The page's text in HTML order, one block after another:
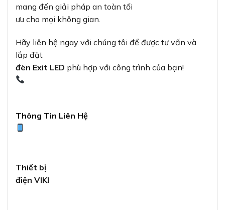
mang đến giải pháp an toàn tối
ưu cho mọi không gian.
Hãy liên hệ ngay với chúng tôi để được tư vấn và
lắp đặt
đèn Exit LED phù hợp với công trình của bạn!
Thông Tin Liên Hệ
Thiết bị
điện VIKI